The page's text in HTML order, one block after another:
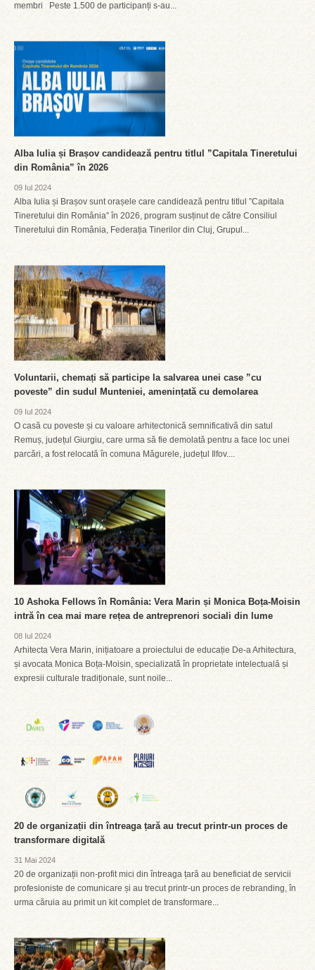
membri Peste 1.500 de participanți s-au...
Alba Iulia și Brașov candidează pentru titlul ”Capitala Tineretului
din România” în 2026
09 Iul 2024
Alba Iulia și Brașov sunt orașele care candidează pentru titlul ”Capitala
Tineretului din România” în 2026, program susținut de către Consiliul
Tineretului din România, Federația Tinerilor din Cluj, Grupul...
Voluntarii, chemați să participe la salvarea unei case ”cu
poveste” din sudul Munteniei, amenințată cu demolarea
09 Iul 2024
O casă cu poveste și cu valoare arhitectonică semnificativă din satul
Remuș, județul Giurgiu, care urma să fie demolată pentru a face loc unei
parcări, a fost relocată în comuna Măgurele, județul Ilfov....
10 Ashoka Fellows în România: Vera Marin și Monica Boța-Moisin
intră în cea mai mare rețea de antreprenori sociali din lume
08 Iul 2024
Arhitecta Vera Marin, inițiatoare a proiectului de educație De-a Arhitectura,
și avocata Monica Boța-Moisin, specializată în proprietate intelectuală și
expresii culturale tradiționale, sunt noile...
20 de organizații din întreaga țară au trecut printr-un proces de
transformare digitală
31 Mai 2024
20 de organizații non-profit mici din întreaga țară au beneficiat de servicii
profesioniste de comunicare și au trecut printr-un proces de rebranding, în
urma căruia au primit un kit complet de transformare...